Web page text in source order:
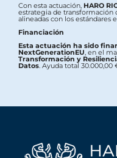
Con esta actuación, HARO
estrategia de transformación
alineadas con los estándares
Financiación
Esta actuación ha sido
NextGenerationEU, en el
Transformación y
Datos. Ayuda total 30.000,00